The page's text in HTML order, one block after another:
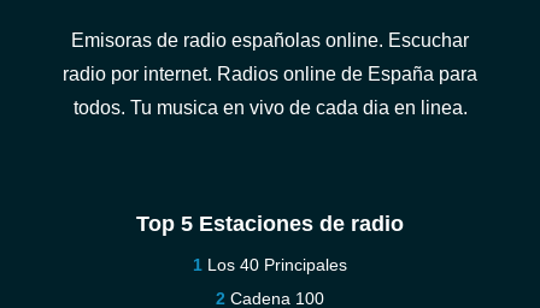
Emisoras de radio españolas online. Escuchar
radio por internet. Radios online de España para
todos. Tu musica en vivo de cada dia en linea.
Top 5 Estaciones de radio
Los 40 Principales
Cadena 100